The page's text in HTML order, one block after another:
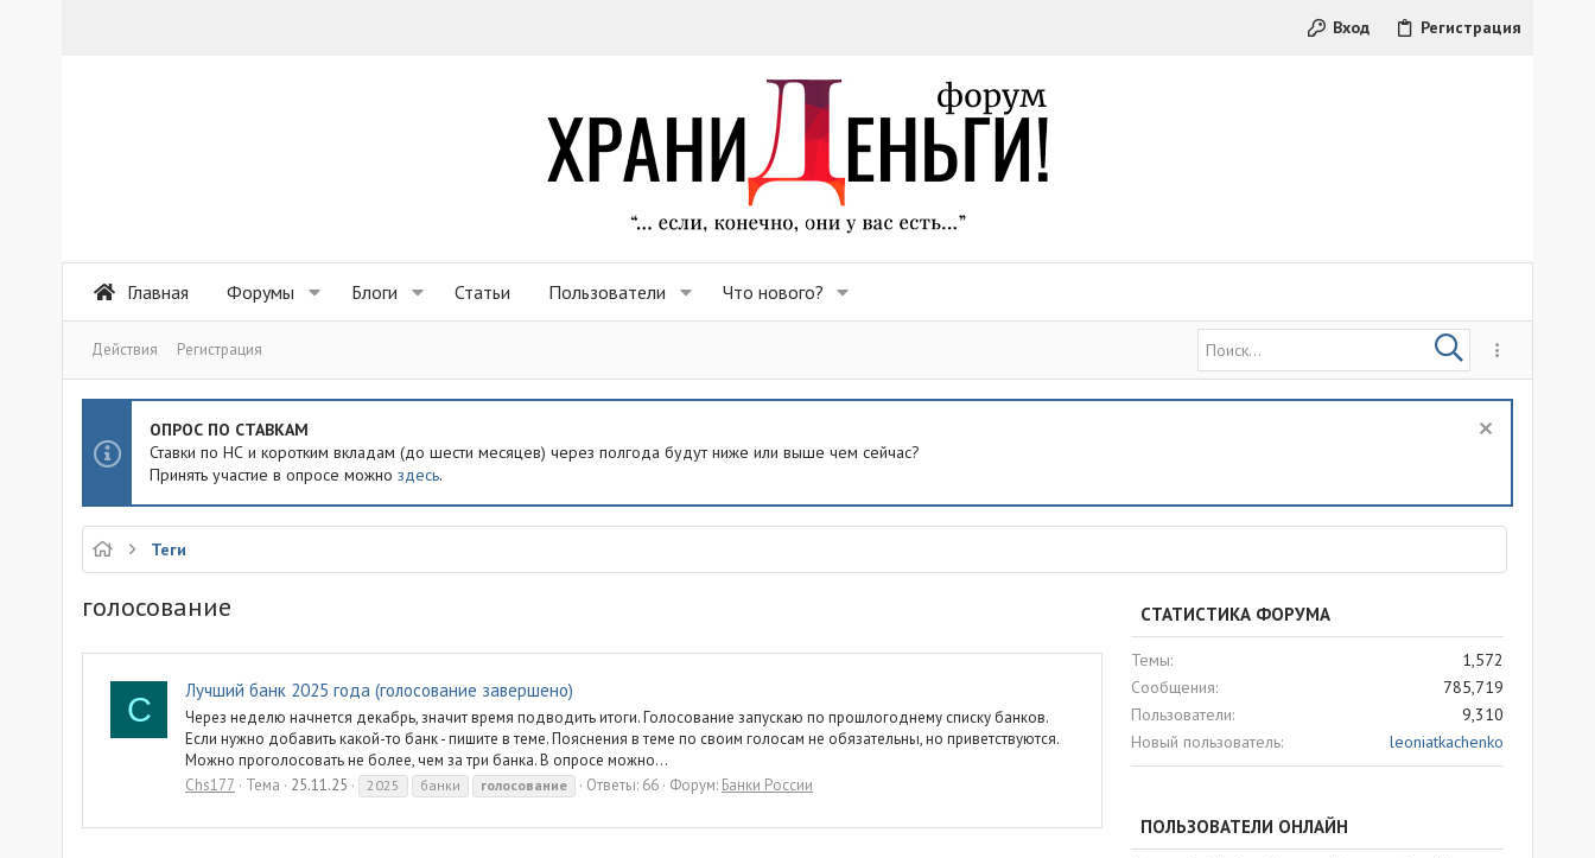
Вход Регистрация
Главная Форумы Блоги Статьи Пользователи Что нового?
Действия Регистрация
ОПРОС ПО СТАВКАМ
Ставки по НС и коротким вкладам (до шести месяцев) через полгода будут ниже или выше чем сейчас?
Принять участие в опросе можно здесь.
Теги
голосование
C Лучший банк 2025 года (голосование завершено)
Через неделю начнется декабрь, значит время подводить итоги. Голосование запускаю по прошлогоднему списку банков.
Если нужно добавить какой-то банк - пишите в теме. Пояснения в теме по своим голосам не обязательны, но приветствуются.
Можно проголосовать не более, чем за три банка. В опросе можно...
Chs177
Тема 25.11.25 2025 банки голосование Ответы: 66 Форум: Банки России
СТАТИСТИКА ФОРУМА
Темы
1,572
Сообщения
785,719
Пользователи
9,310
Новый пользователь
leoniatkachenko
ПОЛЬЗОВАТЕЛИ ОНЛАЙН